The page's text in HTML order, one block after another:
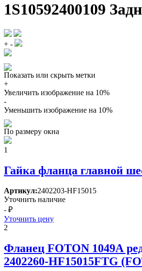
1S10592400109
+ -
Показать или скрыть метки
+
Увеличить изображение на 10%
-
Уменьшить изображение на 10%
По размеру окна
1
Гайка фланца главной
Артикул:2402203-HF15015
Уточнить наличие
- ₽
Уточнить цену
2
Фланец FOTON 1049А
2402260-HF15015FTG